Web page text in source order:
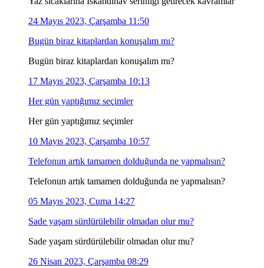
24 Mayıs 2023, Çarşamba 11:50
Bugün biraz kitaplardan konuşalım mı?
Bugün biraz kitaplardan konuşalım mı?
17 Mayıs 2023, Çarşamba 10:13
Her gün yaptığımız seçimler
Her gün yaptığımız seçimler
10 Mayıs 2023, Çarşamba 10:57
Telefonun artık tamamen dolduğunda ne yapmalısın?
Telefonun artık tamamen dolduğunda ne yapmalısın?
05 Mayıs 2023, Cuma 14:27
Sade yaşam sürdürülebilir olmadan olur mu?
Sade yaşam sürdürülebilir olmadan olur mu?
26 Nisan 2023, Çarşamba 08:29